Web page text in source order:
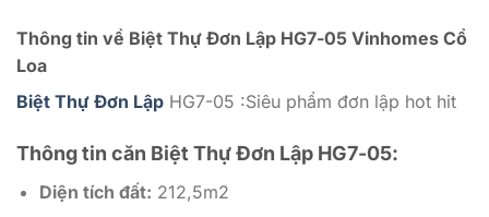
Thông tin về Biệt Thự Đơn Lập HG7-05 Vinhomes Cổ
Loa
Biệt Thự Đơn Lập HG7-05 :Siêu phẩm đơn lập hot hit
Thông tin căn Biệt Thự Đơn Lập HG7-05:
Diện tích đất: 212,5m2